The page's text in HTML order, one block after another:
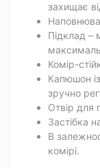
захищає
Підклад –
Комір-
Капюшон
зручно
Отвір для
Застібка
В
комірі.